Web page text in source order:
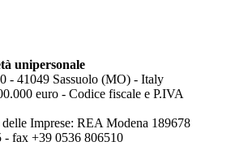
unipersonale
- 41049 Sassuolo (MO) - Italy
euro - Codice fiscale e P.IVA
Imprese: REA Modena 189678
- fax +39 0536 806510